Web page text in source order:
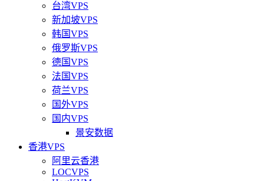
台湾VPS
新加坡VPS
韩国VPS
俄罗斯VPS
德国VPS
法国VPS
荷兰VPS
国外VPS
国内VPS
景安数据
香港VPS
阿里云香港
LOCVPS